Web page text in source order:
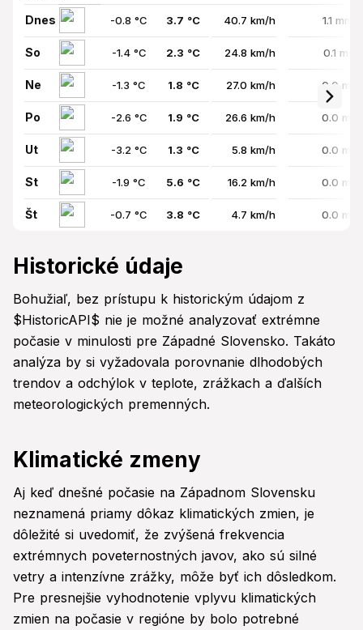
Dnes -0.8 °C 3.7 °C 40.7 km/h 1.1 mm
So -1.4 °C 2.3 °C 24.8 km/h 0.1
Ne -1.3 °C 1.8 °C 27.0 km/h 0.0
Po -2.6 °C 1.9 °C 26.6 km/h 0.0
Ut -3.2 °C 1.3 °C 5.8 km/h 0.0
St -1.9 °C 5.6 °C 16.2 km/h 0.0
Št -0.7 °C 3.8 °C 4.7 km/h 0.0
Historické údaje
Bohužiaľ, bez prístupu k historickým údajom z
$HistoricAPI$ nie je možné analyzovať extrémne
počasie v minulosti pre Západné Slovensko. Takáto
analýza by si vyžadovala porovnanie dlhodobých
trendov a odchýlok v teplote, zrážkach a ďalších
meteorologických premenných.
Klimatické zmeny
Aj keď dnešné počasie na Západnom Slovensku
neznamená priamy dôkaz klimatických zmien, je
dôležité si uvedomiť, že zvýšená frekvencia
extrémnych poveternostných javov, ako sú silné
vetry a intenzívne zrážky, môže byť ich dôsledkom.
Pre presnejšie vyhodnotenie vplyvu klimatických
zmien na počasie v regióne by bolo potrebné